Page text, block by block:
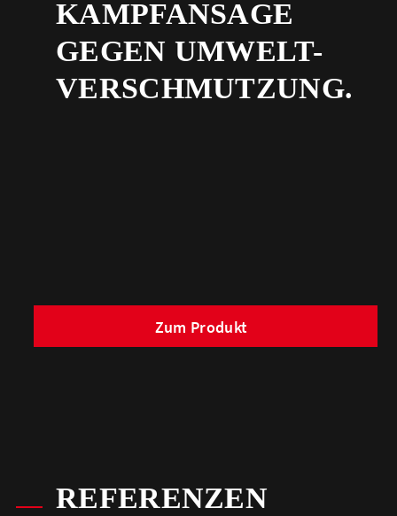
KAMPFANSAGE
GEGEN UMWELT-
VERSCHMUTZUNG.
Zum Produkt
REFERENZEN